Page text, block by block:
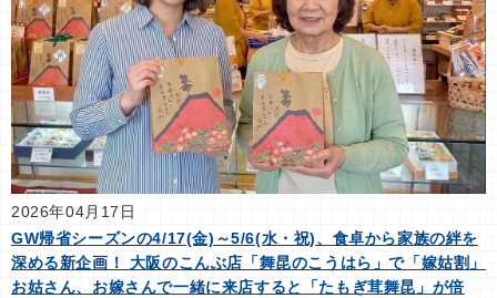
2026年04月17日
GW帰省シーズンの4/17(金)～5/6(水・祝)、食卓から家族の絆を
深める新企画！ 大阪のこんぶ店「舞昆のこうはら」で「嫁姑割」
お姑さん、お嫁さんで一緒に来店すると「たもぎ茸舞昆」が倍